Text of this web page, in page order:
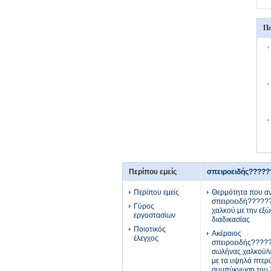
Περίπου εμείς
Περίπου εμείς
Γύρος
εργοστασίων
Ποιοτικός
έλεγχος
Θερμότητα που
χαλκού με την
διαδικασίας
Ακέραιος
σωλήνας χαλκού/
με τα υψηλά